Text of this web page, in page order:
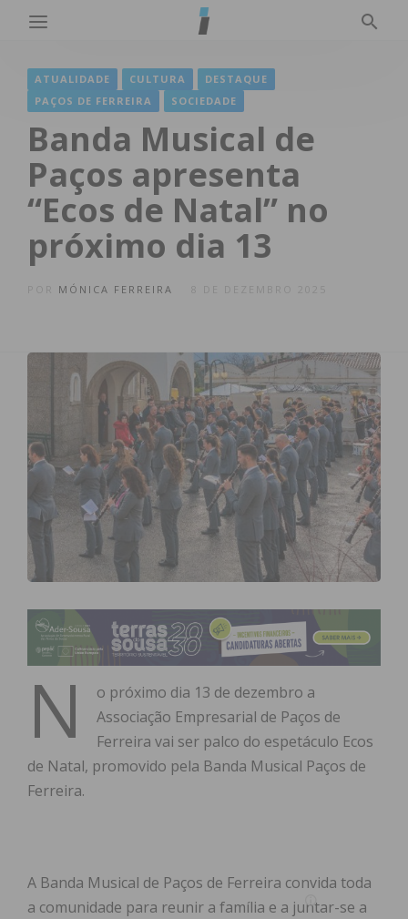
ATUALIDADE CULTURA
DESTAQUE
PAÇOS DE FERREIRA
SOCIEDADE
Banda Musical de
Paços apresenta
“Ecos de Natal” no
próximo dia 13
MÓNICA FERREIRA
N
o próximo dia 13 de dezembro a
Associação Empresarial de Paços de
Ferreira vai ser palco do espetáculo Ecos
de Natal, promovido pela Banda Musical Paços de
Ferreira.
A Banda Musical de Paços de Ferreira convida toda
a comunidade para reunir a família e a juntar-se a